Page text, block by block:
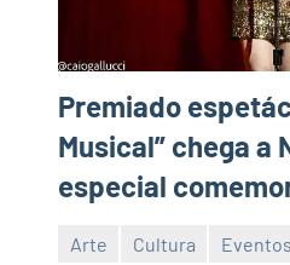
Premiado
Musical” chega a
especial
Arte Cultura Eventos